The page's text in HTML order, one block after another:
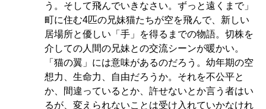
う。そして飛んでいきなさい。ずっと遠くまで」
町に住む4匹の兄妹猫たちが空を飛んで、新しい
居場所と優しい「手」を得るまでの物語。切株を
介しての人間の兄妹との交流シーンが暖かい。
「猫の翼」には意味があるのだろう。幼年期の空
想力、生命力、自由だろうか。それを不公平と
か、間違っているとか、許せないとか言う者はい
るが、変えられないことは受け入れていかなけれ